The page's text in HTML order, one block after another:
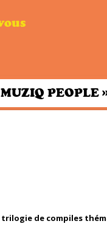
MUZIQ PEOPLE
trilogie de compiles